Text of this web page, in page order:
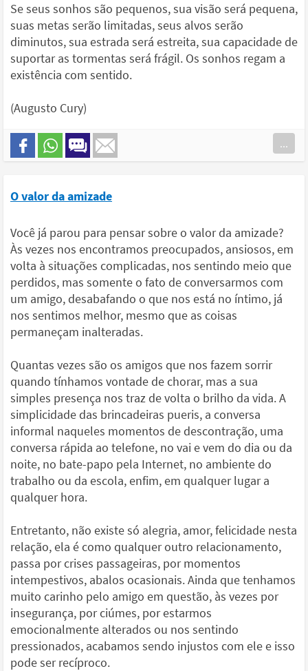
Se seus sonhos são pequenos, sua visão será pequena,
suas metas serão limitadas, seus alvos serão
diminutos, sua estrada será estreita, sua capacidade de
suportar as tormentas será frágil. Os sonhos regam a
existência com sentido.
(Augusto Cury)
...
O valor da amizade
Você já parou para pensar sobre o valor da amizade?
Às vezes nos encontramos preocupados, ansiosos, em
volta à situações complicadas, nos sentindo meio que
perdidos, mas somente o fato de conversarmos com
um amigo, desabafando o que nos está no íntimo, já
nos sentimos melhor, mesmo que as coisas
permaneçam inalteradas.
Quantas vezes são os amigos que nos fazem sorrir
quando tínhamos vontade de chorar, mas a sua
simples presença nos traz de volta o brilho da vida. A
simplicidade das brincadeiras pueris, a conversa
informal naqueles momentos de descontração, uma
conversa rápida ao telefone, no vai e vem do dia ou da
noite, no bate-papo pela Internet, no ambiente do
trabalho ou da escola, enfim, em qualquer lugar a
qualquer hora.
Entretanto, não existe só alegria, amor, felicidade nesta
relação, ela é como qualquer outro relacionamento,
passa por crises passageiras, por momentos
intempestivos, abalos ocasionais. Ainda que tenhamos
muito carinho pelo amigo em questão, às vezes por
insegurança, por ciúmes, por estarmos
emocionalmente alterados ou nos sentindo
pressionados, acabamos sendo injustos com ele e isso
pode ser recíproco.